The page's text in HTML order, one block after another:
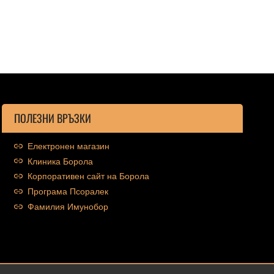
ПОЛЕЗНИ ВРЪЗКИ
Електронен магазин
Клиника Борола
Корпоративен сайт на Борола
Програма Псоралек
Фамилия Имунобор